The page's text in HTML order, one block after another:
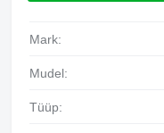
Mark:
Mudel:
Tüüp: